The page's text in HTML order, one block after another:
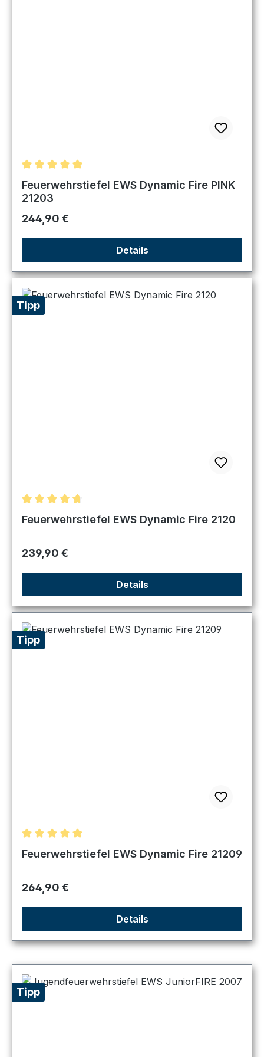
Durchschnittliche Bewertung von 5 von 5 Sternen
Feuerwehrstiefel EWS Dynamic Fire PINK
21203
Regulärer Preis:
244,90 €
Details
Tipp
Durchschnittliche Bewertung von 4.83 von 5 Sternen
Feuerwehrstiefel EWS Dynamic Fire 2120
Regulärer Preis:
239,90 €
Details
Tipp
Durchschnittliche Bewertung von 5 von 5 Sternen
Feuerwehrstiefel EWS Dynamic Fire 21209
Regulärer Preis:
264,90 €
Details
Tipp